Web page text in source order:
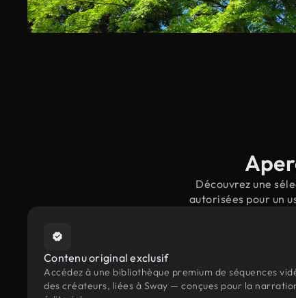
Découvrez une
autorisées pour un
Contenu original exclusif
Accédez à une bibliothèque premium de séquences
des créateurs, liées à Sway — conçues pour la